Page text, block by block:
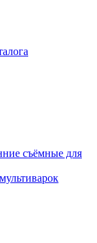
съёмные для